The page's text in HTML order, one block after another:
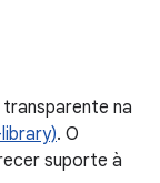
na
. O
suporte à